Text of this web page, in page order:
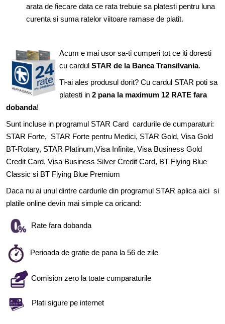
arata de fiecare data ce rata trebuie sa platesti pentru luna
curenta si suma ratelor viitoare ramase de platit.
Acum e mai usor sa-ti cumperi tot ce iti doresti
cu cardul STAR de la Banca Transilvania.
Ti-ai ales produsul dorit? Cu cardul STAR poti sa
platesti in 2 pana la maximum 12 RATE fara
dobanda!
Sunt incluse in programul STAR Card cardurile de cumparaturi:
STAR Forte, STAR Forte pentru Medici, STAR Gold, Visa Gold
BT-Rotary, STAR Platinum,Visa Infinite, Visa Business Gold
Credit Card, Visa Business Silver Credit Card, BT Flying Blue
Classic si BT Flying Blue Premium
Daca nu ai unul dintre cardurile din programul STAR aplica aici si
platile online devin mai simple ca oricand:
Rate fara dobanda
Perioada de gratie de pana la 56 de zile
Comision zero la toate cumparaturile
Plati sigure pe internet